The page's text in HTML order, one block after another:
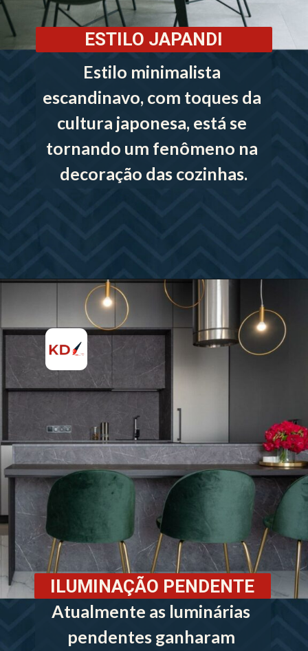
Estilo minimalista
escandinavo, com toques da
cultura japonesa, está se
tornando um fenômeno na
decoração das cozinhas.
ESTILO JAPANDI
Atualmente as luminárias
pendentes ganharam
ILUMINAÇÃO PENDENTE